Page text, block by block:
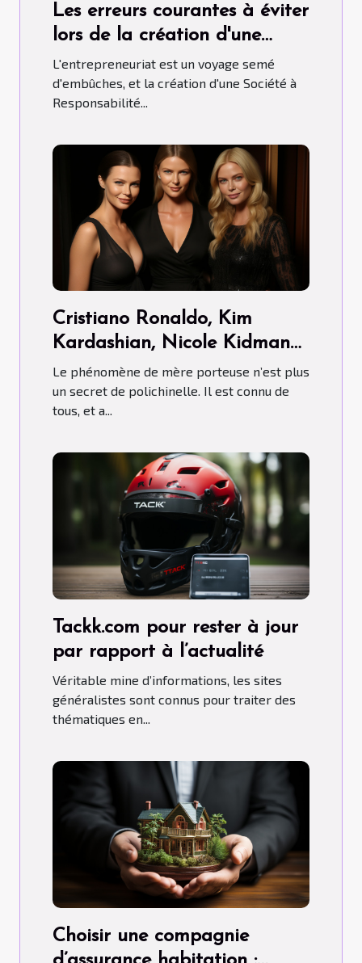
Les erreurs courantes à éviter
lors de la création d'une
SARL
L'entrepreneuriat est un voyage semé
d'embûches, et la création d'une Société à
Responsabilité...
Cristiano Ronaldo, Kim
Kardashian, Nicole Kidman…
ont-ils fait recours aux Mères
porteuses ?
Le phénomène de mère porteuse n’est plus
un secret de polichinelle. Il est connu de
tous, et a...
Tackk.com pour rester à jour
par rapport à l’actualité
Véritable mine d’informations, les sites
généralistes sont connus pour traiter des
thématiques en...
Choisir une compagnie